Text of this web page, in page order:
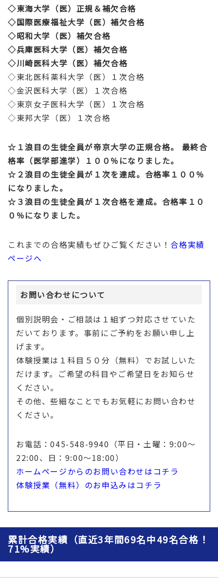
◇東海大学（医）正規＆補欠合格
◇国際医療福祉大学（医）補欠合格
◇昭和大学（医）補欠合格
◇兵庫医科大学（医）補欠合格
◇川崎医科大学（医）補欠合格
◇東北医科薬科大学（医）１次合格
◇金沢医科大学（医）１次合格
◇東京女子医科大学（医）１次合格
◇東邦大学（医）１次合格
☆１浪目の生徒全員が帝京大学の正規合格。 最終合
格率（医学部進学）１００％になりました。
☆２浪目の生徒全員が１次を達成。合格率１００％
になりました。
☆３浪目の生徒全員が１次合格を達成。合格率１０
０％になりました。
これまでの合格実績もぜひご覧ください！ 合格実績
ページへ
お問い合わせについて
個別説明会・ご相談は１組ずつ対応させていた
だいております。事前にご予約をお願い申し上
げます。
体験授業は１科目５０分（無料）でお試しいた
だけます。ご希望の科目やご希望日をお知らせ
ください。
その他、些細なことでもお気軽にお問い合わせ
ください。
お電話：045-548-9940（平日・土曜：9:00〜
22:00、日：9:00〜18:00）
ホームページからのお問い合わせはコチラ
体験授業（無料）のお申込みはコチラ
累計合格実績（直近3年間69名中49名合格！
71%実績）